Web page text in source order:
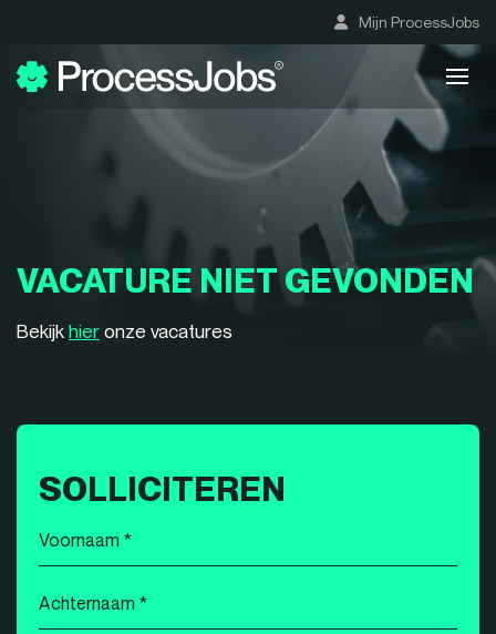
Mijn ProcessJobs
VACATURE NIET GEVONDEN
Bekijk hier onze vacatures
SOLLICITEREN
Voornaam
*
Achternaam
*